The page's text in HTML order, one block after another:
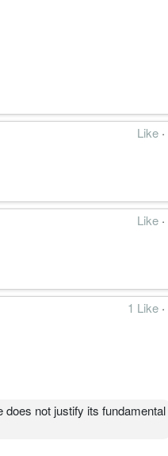
Like ·
Like ·
1 Like ·
does not justify its fundamental